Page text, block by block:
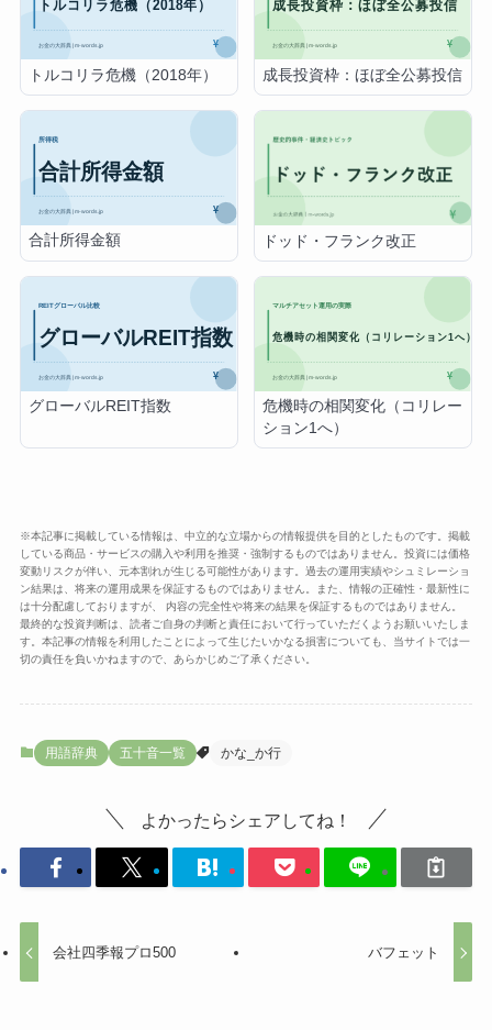
トルコリラ危機（2018年） 成長投資枠：ほぼ全公募投信
合計所得金額 ドッド・フランク改正
グローバルREIT指数
危機時の相関変化（コリレー
ション1へ）
※本記事に掲載している情報は、中立的な立場からの情報提供を目的としたものです。掲載
している商品・サービスの購入や利用を推奨・強制するものではありません。投資には価格
変動リスクが伴い、元本割れが生じる可能性があります。過去の運用実績やシュミレーショ
ン結果は、将来の運用成果を保証するものではありません。また、情報の正確性・最新性に
は十分配慮しておりますが、 内容の完全性や将来の結果を保証するものではありません。
最終的な投資判断は、読者ご自身の判断と責任において行っていただくようお願いいたしま
す。本記事の情報を利用したことによって生じたいかなる損害についても、当サイトでは一
切の責任を負いかねますので、あらかじめご了承ください。
用語辞典 五十音一覧 かな_か行
よかったらシェアしてね！
会社四季報プロ500 バフェット